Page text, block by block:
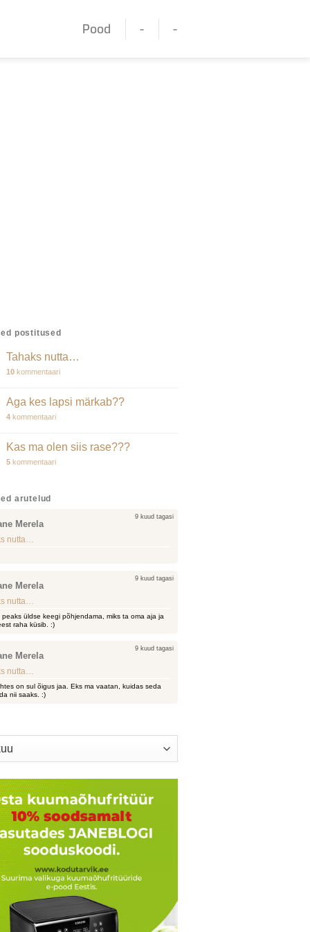
Pood - -
postitused
Tahaks nutta…
10kommentaari
Aga kes lapsi märkab??
4kommentaari
Kas ma olen siis rase???
5kommentaari
arutelud
Merela
9 kuud tagasi
nutta…
Merela
9 kuud tagasi
nutta…
peaks üldse keegi põhjendama, miks ta oma aja ja
raha küsib. :)
Merela
9 kuud tagasi
nutta…
on sul õigus jaa. Eks ma vaatan, kuidas seda
nii saaks. :)